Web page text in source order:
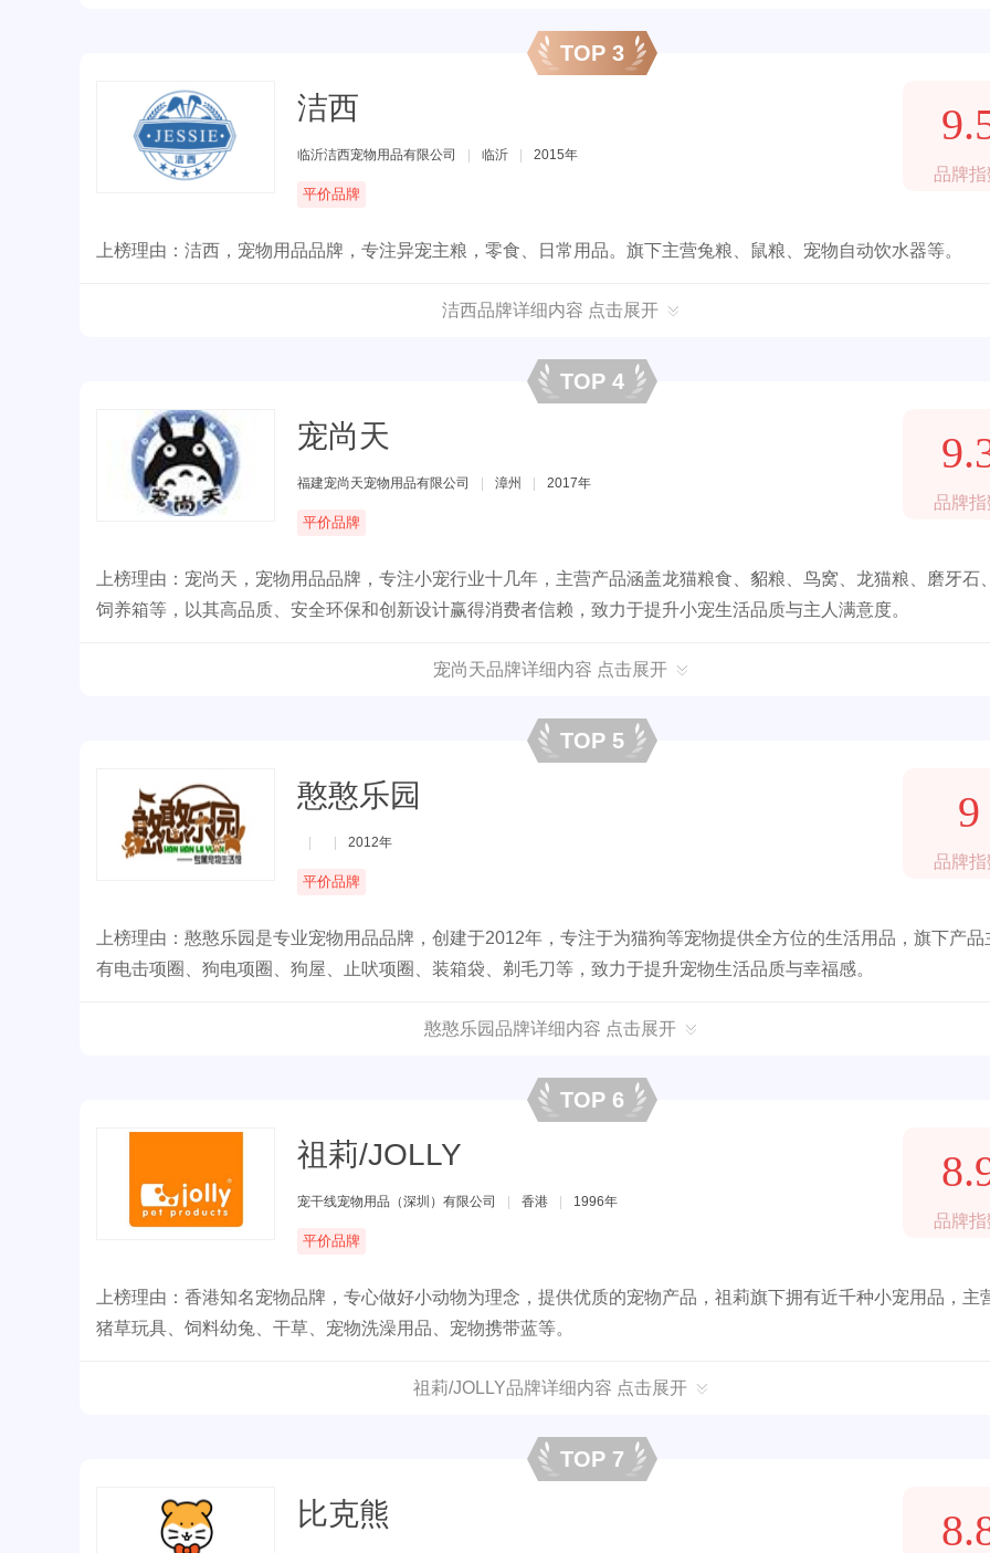
TOP 3
洁西
临沂洁西宠物用品有限公司 临沂 2015年
平价品牌
品牌指
上榜理由：洁西，宠物用品品牌，专注异宠主粮，零食、日常用品。旗下主营兔粮、鼠粮、宠物自动饮水器等。
洁西品牌详细内容 点击展开
TOP 4
宠尚天
福建宠尚天宠物用品有限公司 漳州 2017年
平价品牌
品牌指
上榜理由：宠尚天，宠物用品品牌，专注小宠行业十几年，主营产品涵盖龙猫粮食、貂粮、鸟窝、龙猫粮、磨牙石
饲养箱等，以其高品质、安全环保和创新设计赢得消费者信赖，致力于提升小宠生活品质与主人满意度。
宠尚天品牌详细内容 点击展开
TOP 5
憨憨乐园
2012年
平价品牌
9
品牌指
上榜理由：憨憨乐园是专业宠物用品品牌，创建于2012年，专注于为猫狗等宠物提供全方位的生活用品，旗下产品
有电击项圈、狗电项圈、狗屋、止吠项圈、装箱袋、剃毛刀等，致力于提升宠物生活品质与幸福感。
憨憨乐园品牌详细内容 点击展开
TOP 6
祖莉/JOLLY
宠干线宠物用品（深圳）有限公司 香港 1996年
平价品牌
品牌指
上榜理由：香港知名宠物品牌，专心做好小动物为理念，提供优质的宠物产品，祖莉旗下拥有近千种小宠用品，主
猪草玩具、饲料幼兔、干草、宠物洗澡用品、宠物携带蓝等。
祖莉/JOLLY品牌详细内容 点击展开
TOP 7
比克熊